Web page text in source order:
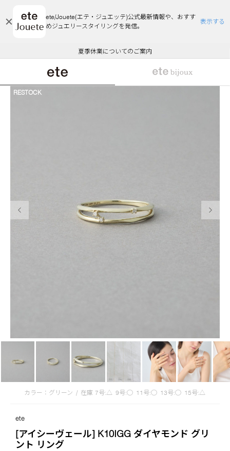
ete/Jouete(エテ・ジュエッテ)公式最新情報や、おすす
めジュエリースタイリングを発信。
表示する
エコラッピング及びエコポイント付与のご案内
ご注文いただいたお品物のお届け状況について
夏季休業についてのご案内
WEB Limited Items >>
採用のご案内
悪質な偽サイトにご注意ください
エコラッピング及びエコポイント付与のご案内
ご注文いただいたお品物のお届け状況について
カラー：グリーン / 在庫 7号:△ 9号:◯ 11号:◯ 13号:◯ 15号:△
RESTOCK
ete
[アイシーヴェール] K10IGG ダイヤモンド グリ
ント リング